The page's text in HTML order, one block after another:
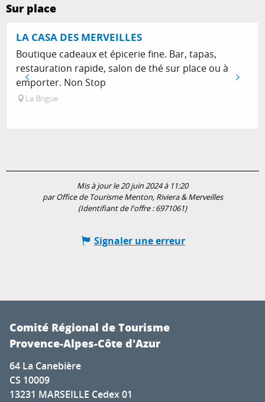
Sur place
LA CASA DES MERVEILLES
Boutique cadeaux et épicerie fine. Bar, tapas,
restauration rapide, salon de thé sur place ou à
emporter. Non Stop
La Brigue
Mis à jour le 20 juin 2024 à 11:20
par Office de Tourisme Menton, Riviera & Merveilles
(Identifiant de l'offre :6971061)
Signaler une erreur
Comité Régional de Tourisme
Provence-Alpes-Côte d'Azur
64 La Canebière
CS 10009
13231 MARSEILLE Cedex 01